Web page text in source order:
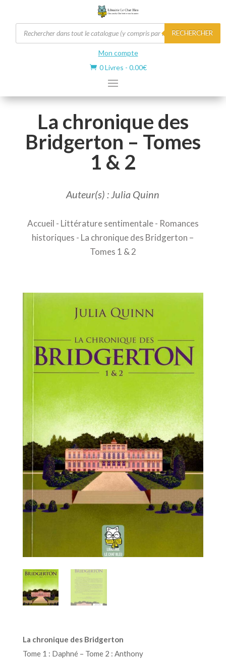
Recherche
de
produits
RECHERCHER
Mon compte
 0 Livres - 0.00€
La chronique des
Bridgerton – Tomes
1 & 2
Auteur(s) : Julia Quinn
Accueil - Littérature sentimentale- Romances
historiques - La chronique des Bridgerton –
Tomes 1 & 2
La chronique des Bridgerton
Tome 1 : Daphné – Tome 2 : Anthony